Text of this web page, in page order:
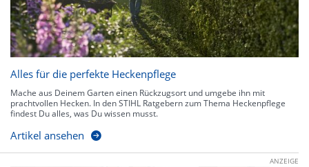
Alles für die perfekte Heckenpflege
Mache aus Deinem Garten einen Rückzugsort und umgebe ihn mit
prachtvollen Hecken. In den STIHL Ratgebern zum Thema Heckenpflege
findest Du alles, was Du wissen musst.
Artikel ansehen
ANZEIGE